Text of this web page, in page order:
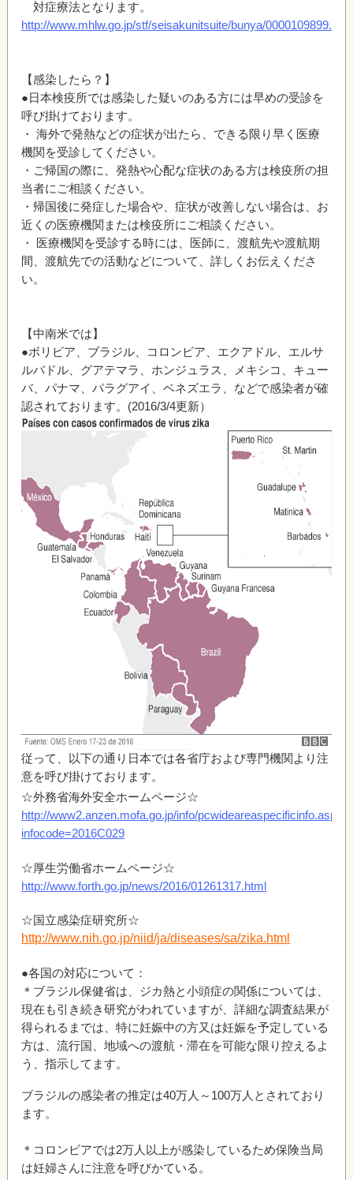
対症療法となります。
http://www.mhlw.go.jp/stf/seisakunitsuite/bunya/
【感染したら？】
●日本検疫所では感染した疑いのある方には早めの受診を
呼び掛けております。
・ 海外で発熱などの症状が出たら、できる限り早く医療
機関を受診してください。
・ご帰国の際に、発熱や心配な症状のある方は検疫所の担
当者にご相談ください。
・帰国後に発症した場合や、症状が改善しない場合は、お
近くの医療機関または検疫所にご相談ください。
・ 医療機関を受診する時には、医師に、渡航先や渡航期
間、渡航先での活動などについて、詳しくお伝えくださ
い。
【中南米では】
●ボリビア、ブラジル、コロンビア、エクアドル、エルサ
ルバドル、グアテマラ、ホンジュラス、メキシコ、キュー
バ、パナマ、パラグアイ、ベネズエラ、などで感染者が確
認されております。(2016/3/4更新）
従って、以下の通り日本では各省庁および専門機関より注
意を呼び掛けております。
☆外務省海外安全ホームページ☆
http://www2.anzen.mofa.go.jp/info/pcwideareaspecificinfo.asp?
infocode=2016C029
☆厚生労働省ホームページ☆
http://www.forth.go.jp/news/2016/01261317.html
☆国立感染症研究所☆
http://www.nih.go.jp/niid/ja/diseases/sa/zika.html
●各国の対応について：
＊ブラジル保健省は、ジカ熱と小頭症の関係については、
現在も引き続き研究がわれていますが、詳細な調査結果が
得られるまでは、特に妊娠中の方又は妊娠を予定している
方は、流行国、地域への渡航・滞在を可能な限り控えるよ
う、指示してます。
ブラジルの感染者の推定は40万人～100万人とされており
ます。
＊コロンビアでは2万人以上が感染しているため保険当局
は妊婦さんに注意を呼びかている。